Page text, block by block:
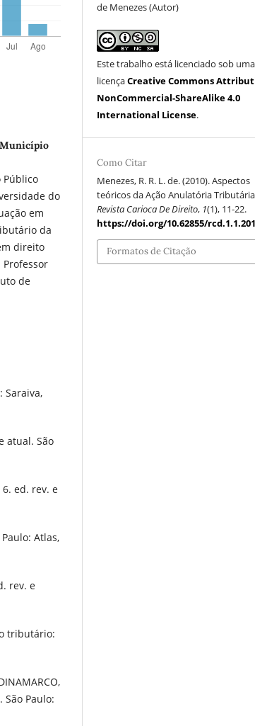
Município
Público
do
em
da
direito
de
Saraiva,
atual. São
ed. rev. e
Atlas,
rev. e
tributário:
Paulo:
de Menezes (Autor)
Este trabalho está licenciado sob uma
licençaCreative Commons
NonCommercial-ShareAlike 4.0
International License.
Como Citar
Menezes, R. R. L. de. (2010). Aspectos
teóricos da Ação Anulatória
Revista Carioca De Direito, 1(1), 11-22.
https://doi.org/10.62855/
Formatos de Citação